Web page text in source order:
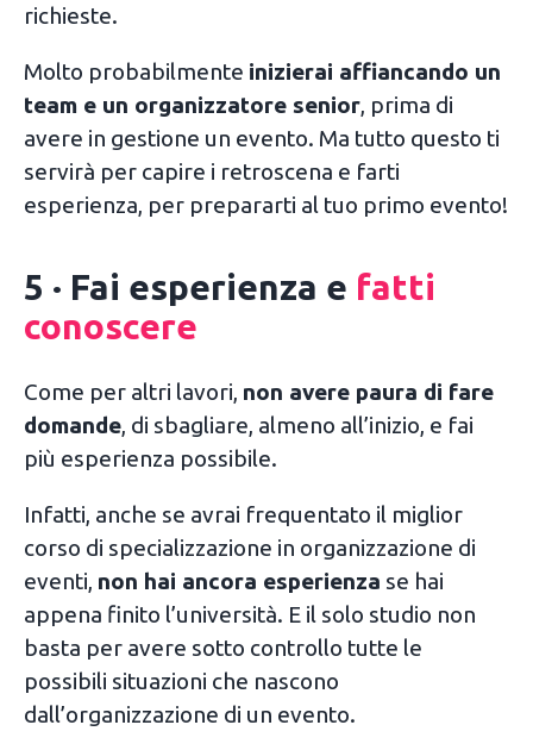
richieste.
Molto probabilmente inizierai affiancando un
team e un organizzatore senior, prima di
avere in gestione un evento. Ma tutto questo ti
servirà per capire i retroscena e farti
esperienza, per prepararti al tuo primo evento!
5 · Fai esperienza e fatti
conoscere
Come per altri lavori, non avere paura di fare
domande, di sbagliare, almeno all’inizio, e fai
più esperienza possibile.
Infatti, anche se avrai frequentato il miglior
corso di specializzazione in organizzazione di
eventi, non hai ancora esperienza se hai
appena finito l’università. E il solo studio non
basta per avere sotto controllo tutte le
possibili situazioni che nascono
dall’organizzazione di un evento.